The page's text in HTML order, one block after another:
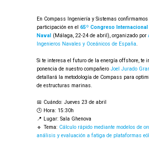
En Compass Ingeniería y Sistemas
participación en el 65º Congreso
Naval (Málaga, 22-24 de abril), organizado por
Ingenieros Navales y Oceánicos de España.
Si te interesa el futuro de la energía offshore, te
ponencia de nuestro compañero Joel Jurado
detallará la metodología de Compass para
de estructuras marinas.
📅 Cuándo: Jueves 23 de abril
🕒 Hora: 15:30h
📍 Lugar: Sala Ghenova
🔹 Tema: Cálculo rápido mediante modelos de
análisis y evaluación a fatiga de plataformas